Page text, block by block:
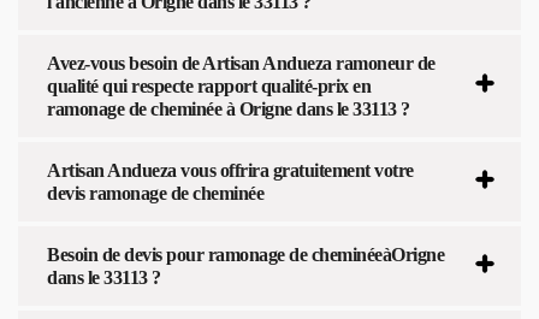
Avez-vous besoin de Artisan Andueza ramoneur de
qualité qui respecte rapport qualité-prix en
ramonage de cheminée à Origne dans le 33113 ?
Artisan Andueza vous offrira gratuitement votre
devis ramonage de cheminée
Besoin de devis pour ramonage de cheminéeàOrigne
dans le 33113 ?